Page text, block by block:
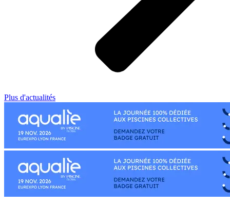
Plus d'actualités